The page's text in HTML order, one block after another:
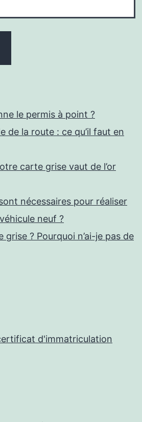
le permis à point ?
de la route : ce qu’il faut en
carte grise vaut de l’or
nécessaires pour réaliser
neuf ?
grise ? Pourquoi n’ai-je pas de
d'immatriculation